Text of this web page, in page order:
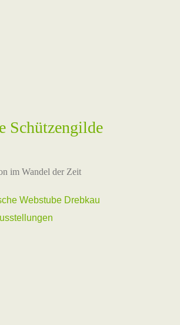
Schützengilde
im Wandel der Zeit
Webstube Drebkau